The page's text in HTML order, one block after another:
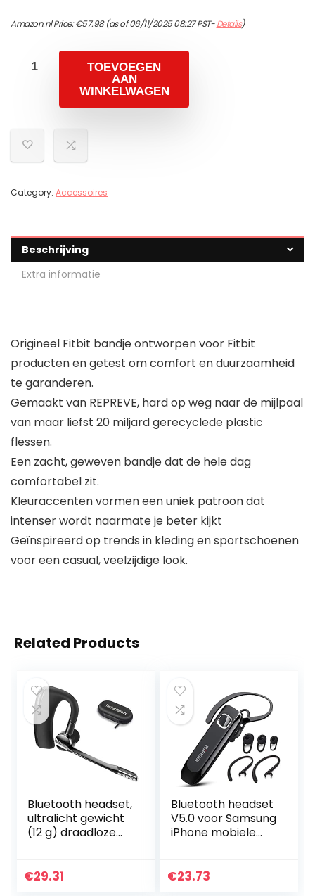
Amazon.nl Price:€57.98(as of 06/11/2025 08:27 PST-Details)
TOEVOEGEN
AAN
WINKELWAGEN
Category: Accessoires
Beschrijving
Extra informatie
Origineel Fitbit bandje ontworpen voor Fitbit
producten en getest om comfort en duurzaamheid
te garanderen.
Gemaakt van REPREVE, hard op weg naar de mijlpaal
van maar liefst 20 miljard gerecyclede plastic
flessen.
Een zacht, geweven bandje dat de hele dag
comfortabel zit.
Kleuraccenten vormen een uniek patroon dat
intenser wordt naarmate je beter kijkt
Geïnspireerd op trends in kleding en sportschoenen
voor een casual, veelzijdige look.
Related Products
Bluetooth headset,
ultralicht gewicht
(12 g) draadloze
voor alle mobiele
€29.31
Bluetooth headset
V5.0 voor Samsung
iPhone mobiele
Bluetooth in oor
€23.73